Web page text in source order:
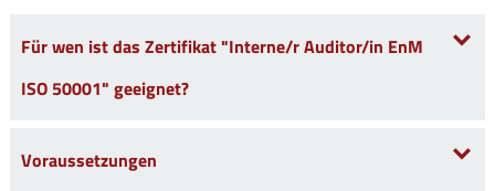
Für wen ist das Zertifikat "Interne/r Auditor/in EnM
ISO 50001" geeignet?
Voraussetzungen